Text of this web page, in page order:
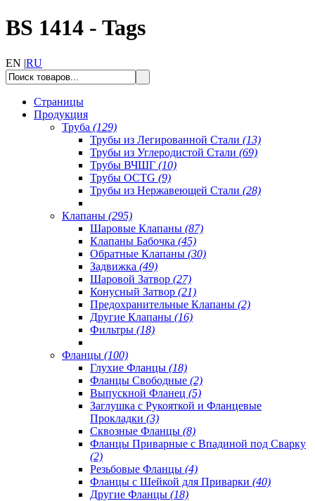
BS 1414 - Tags
EN |RU
Страницы
Продукция
Труба (129)
Трубы из Легированной Стали (13)
Трубы из Углеродистой Стали (69)
Трубы ВЧШГ (10)
Трубы OCTG (9)
Трубы из Нержавеющей Стали (28)
Клапаны (295)
Шаровые Клапаны (87)
Клапаны Бабочка (45)
Обратные Клапаны (30)
Задвижка (49)
Шаровой Затвор (27)
Конусный Затвор (21)
Предохранительные Клапаны (2)
Другие Клапаны (16)
Фильтры (18)
Фланцы (100)
Глухие Фланцы (18)
Фланцы Свободные (2)
Выпускной Фланец (5)
Заглушка с Рукояткой и Фланцевые
Прокладки (3)
Сквозные Фланцы (8)
Фланцы Приварные с Впадиной под Сварку
(2)
Резьбовые Фланцы (4)
Фланцы с Шейкой для Приварки (40)
Другие Фланцы (18)